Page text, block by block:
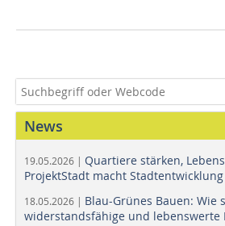
News
19.05.2026 | Quartiere stärken,
ProjektStadt macht
18.05.2026 | Blau-Grünes Bauen: Wie
widerstandsfähige und lebenswerte